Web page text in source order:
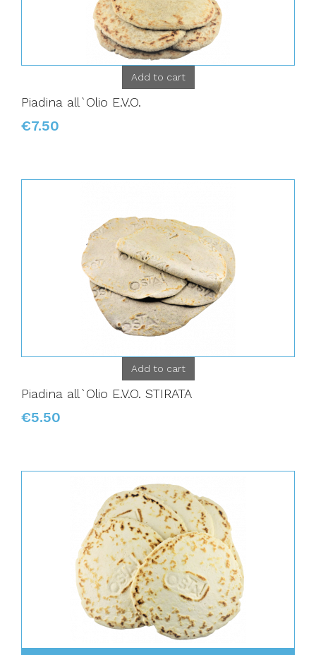
Add to cart
Piadina all`Olio E.V.O.
€7.50
Add to cart
Piadina all`Olio E.V.O. STIRATA
€5.50